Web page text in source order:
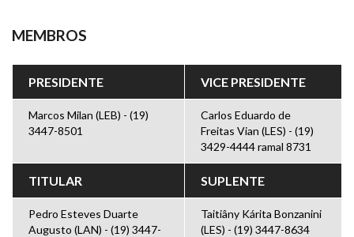
MEMBROS
PRESIDENTE VICE PRESIDENTE
Marcos Milan (LEB) - (19)
3447-8501
Carlos Eduardo de
Freitas Vian (LES) - (19)
3429-4444 ramal 8731
TITULAR SUPLENTE
Pedro Esteves Duarte
Augusto (LAN) - (19) 3447-
Taitiâny Kárita Bonzanini
(LES) - (19) 3447-8634